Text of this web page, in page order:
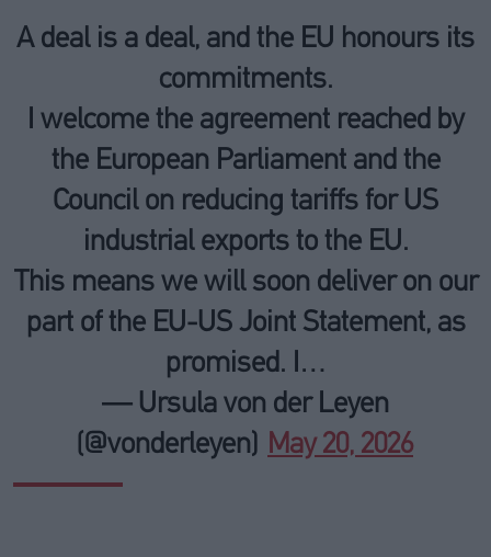
A deal is a deal, and the EU honours its
commitments.
I welcome the agreement reached by
the European Parliament and the
Council on reducing tariffs for US
industrial exports to the EU.
This means we will soon deliver on our
part of the EU-US Joint Statement, as
promised. I…
— Ursula von der Leyen
(@vonderleyen)
May 20, 2026